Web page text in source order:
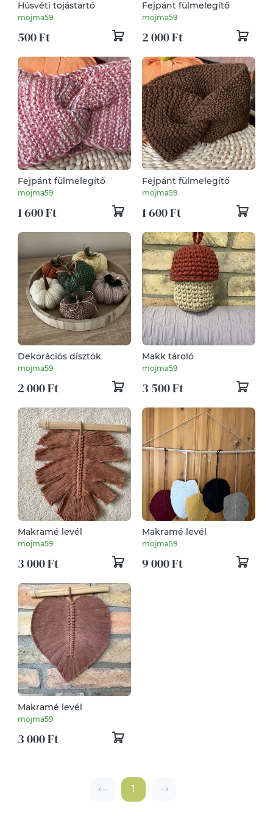
Húsvéti tojástartó
mojma59
500 Ft
Fejpánt fülmelegítő
mojma59
2 000 Ft
Fejpánt fülmelegítő
mojma59
1 600 Ft
Fejpánt fülmelegítő
mojma59
1 600 Ft
Dekorációs dísztök
mojma59
2 000 Ft
Makk tároló
mojma59
3 500 Ft
Makramé levél
mojma59
3 000 Ft
Makramé levél
mojma59
9 000 Ft
Makramé levél
mojma59
3 000 Ft
1